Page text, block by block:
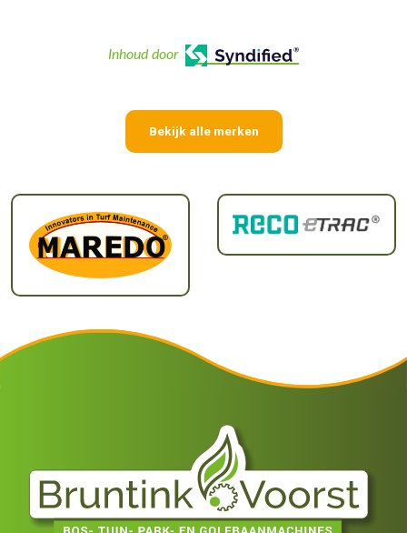
Inhoud door
Bekijk alle merken